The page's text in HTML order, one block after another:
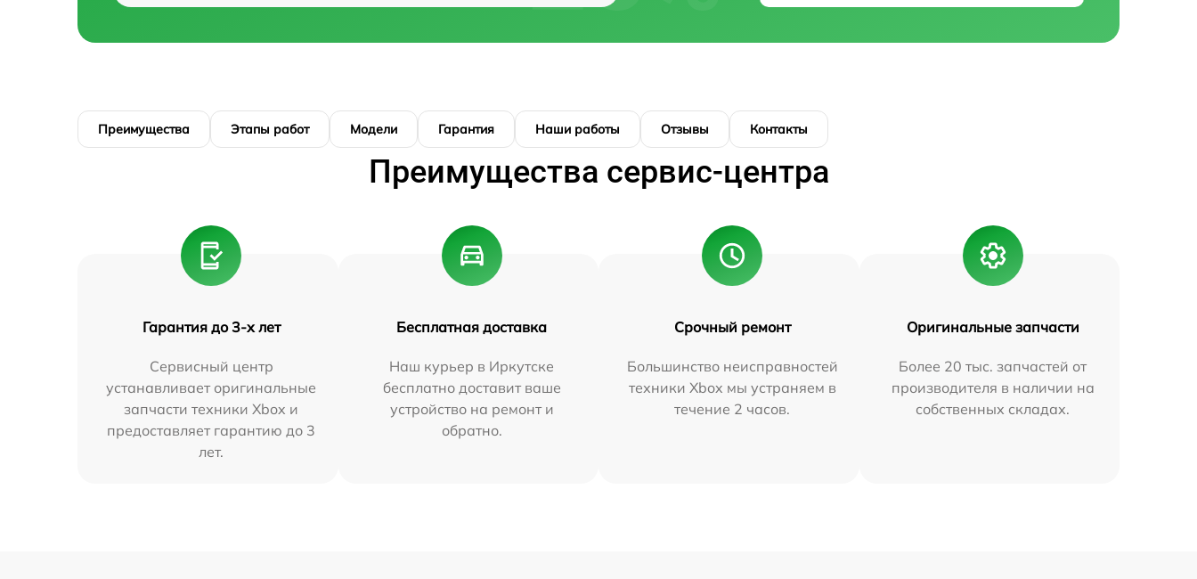
Преимущества Этапы работ Модели Гарантия Наши работы Отзывы Контакты
Преимущества сервис-центра
Гарантия до 3-х лет
Сервисный центр
устанавливает оригинальные
запчасти техники Xbox и
предоставляет гарантию до 3
лет.
Бесплатная доставка
Наш курьер в Иркутске
бесплатно доставит ваше
устройство на ремонт и
обратно.
Срочный ремонт
Большинство неисправностей
техники Xbox мы устраняем в
течение 2 часов.
Оригинальные запчасти
Более 20 тыс. запчастей от
производителя в наличии на
собственных складах.